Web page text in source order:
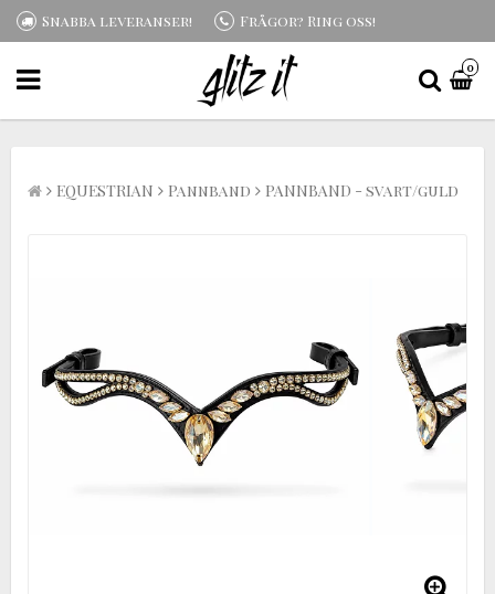
Snabba leveranser! Frågor? Ring oss!
0
EQUESTRIAN Pannband PANNBAND - svart/guld